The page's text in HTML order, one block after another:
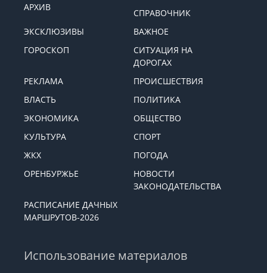
АРХИВ
СПРАВОЧНИК
ЭКСКЛЮЗИВЫ
ВАЖНОЕ
ГОРОСКОП
СИТУАЦИЯ НА
ДОРОГАХ
РЕКЛАМА
ПРОИСШЕСТВИЯ
ВЛАСТЬ
ПОЛИТИКА
ЭКОНОМИКА
ОБЩЕСТВО
КУЛЬТУРА
СПОРТ
ЖКХ
ПОГОДА
ОРЕНБУРЖЬЕ
НОВОСТИ
ЗАКОНОДАТЕЛЬСТВА
РАСПИСАНИЕ ДАЧНЫХ
МАРШРУТОВ-2026
Использование материалов